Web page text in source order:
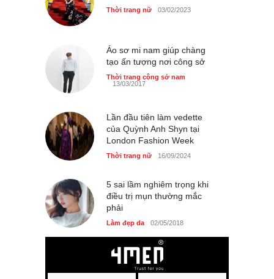
Thời trang nữ 03/02/2023
Áo sơ mi nam giúp chàng
tạo ấn tượng nơi công sở
Thời trang công sở nam
13/03/2017
Lần đầu tiên làm vedette
của Quỳnh Anh Shyn tại
London Fashion Week
Thời trang nữ 16/09/2024
5 sai lầm nghiêm trọng khi
điều trị mụn thường mắc
phải
Làm đẹp da 02/05/2018